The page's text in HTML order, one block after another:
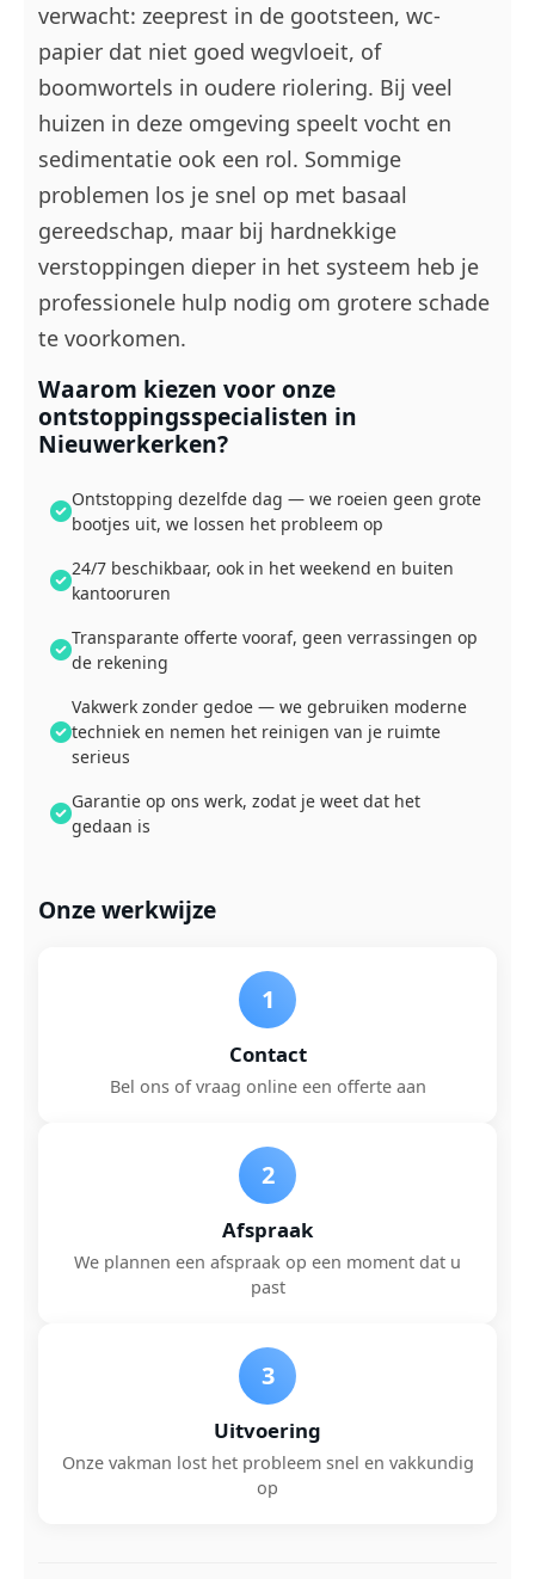
verwacht: zeeprest in de gootsteen, wc-
papier dat niet goed wegvloeit, of
boomwortels in oudere riolering. Bij veel
huizen in deze omgeving speelt vocht en
sedimentatie ook een rol. Sommige
problemen los je snel op met basaal
gereedschap, maar bij hardnekkige
verstoppingen dieper in het systeem heb je
professionele hulp nodig om grotere schade
te voorkomen.
Waarom kiezen voor onze
ontstoppingsspecialisten in
Nieuwerkerken?
Ontstopping dezelfde dag — we roeien geen grote
bootjes uit, we lossen het probleem op
24/7 beschikbaar, ook in het weekend en buiten
kantooruren
Transparante offerte vooraf, geen verrassingen op
de rekening
Vakwerk zonder gedoe — we gebruiken moderne
techniek en nemen het reinigen van je ruimte
serieus
Garantie op ons werk, zodat je weet dat het
gedaan is
Onze werkwijze
1
Contact
Bel ons of vraag online een offerte aan
2
Afspraak
We plannen een afspraak op een moment dat u
past
3
Uitvoering
Onze vakman lost het probleem snel en vakkundig
op